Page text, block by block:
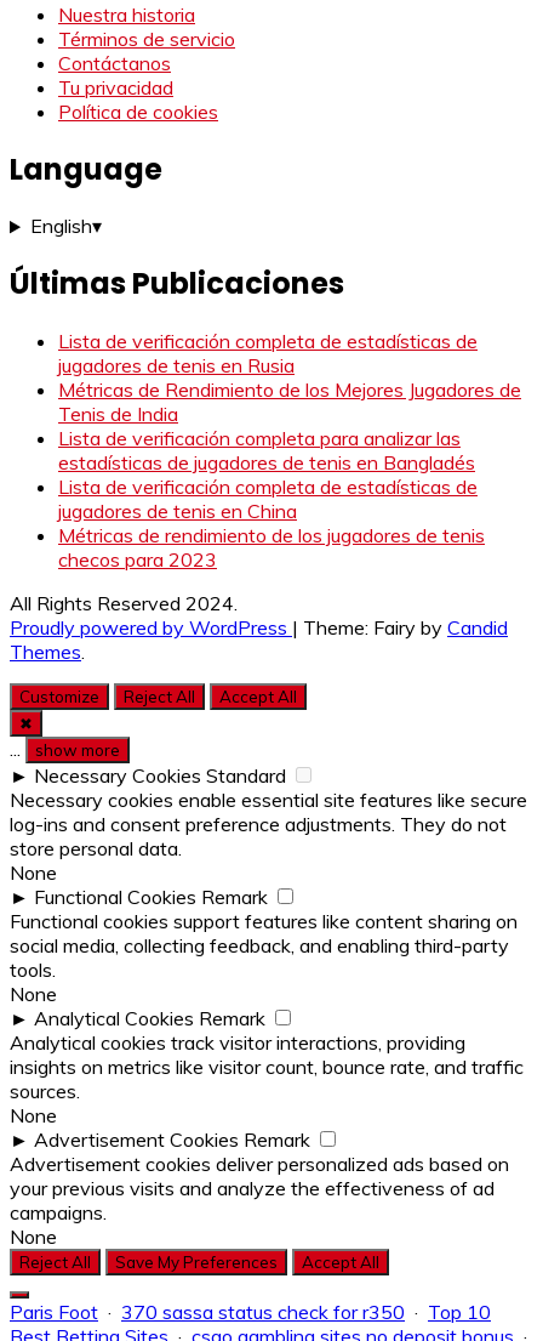
Nuestra historia
Términos de servicio
Contáctanos
Tu privacidad
Política de cookies
Language
English▾
Últimas Publicaciones
Lista de verificación completa de estadísticas de
jugadores de tenis en Rusia
Métricas de Rendimiento de los Mejores Jugadores de
Tenis de India
Lista de verificación completa para analizar las
estadísticas de jugadores de tenis en Bangladés
Lista de verificación completa de estadísticas de
jugadores de tenis en China
Métricas de rendimiento de los jugadores de tenis
checos para 2023
All Rights Reserved 2024.
Proudly powered by WordPress | Theme: Fairy by Candid
Themes.
Customize Reject All
Accept All
✖
... show more
► Necessary Cookies Standard
Necessary cookies enable essential site features like secure
log-ins and consent preference adjustments. They do not
store personal data.
None
► Functional Cookies Remark
Functional cookies support features like content sharing on
social media, collecting feedback, and enabling third-party
tools.
None
► Analytical Cookies Remark
Analytical cookies track visitor interactions, providing
insights on metrics like visitor count, bounce rate, and traffic
sources.
None
► Advertisement Cookies Remark
Advertisement cookies deliver personalized ads based on
your previous visits and analyze the effectiveness of ad
campaigns.
None
Reject All Save My Preferences Accept All
Paris Foot · 370 sassa status check for r350 · Top 10